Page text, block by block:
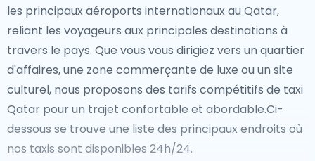
Pour ceux qui recherchent des trésors cachés, le
Qatar a beaucoup à offrir. Les mangroves d'Al Thakira
offrent une retraite paisible pour le kayak et
l'observation des oiseaux, tandis que le village
abandonné d'Al Jumail offre un aperçu du passé du
pays. Les amateurs de gastronomie peuvent explorer
des plats traditionnels qataris comme le machboos et
les luqaimat dans des marchés locaux authentiques
les principaux aéroports internationaux au Qatar,
reliant les voyageurs aux principales destinations à
travers le pays. Que vous vous dirigiez vers un quartier
d'affaires, une zone commerçante de luxe ou un site
culturel, nous proposons des tarifs compétitifs de taxi
Qatar pour un trajet confortable et abordable.Ci-
dessous se trouve une liste des principaux endroits où
nos taxis sont disponibles 24h/24.